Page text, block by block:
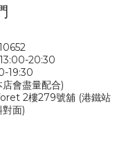
20:30
會盡量配合)
2樓279號舖 (港鐵站
面)